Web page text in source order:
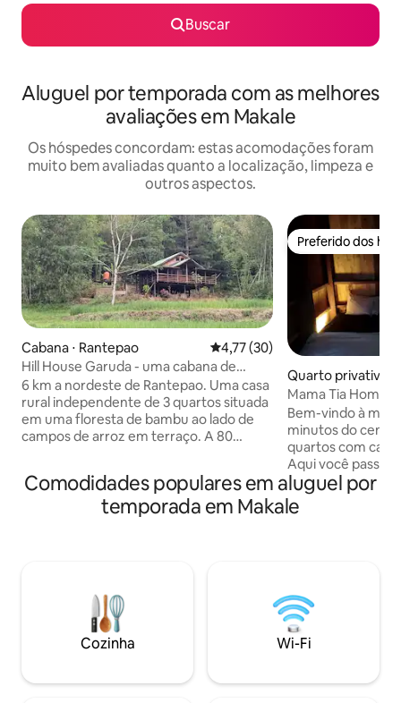
Buscar
Aluguel por temporada com as melhores
avaliações em Makale
Os hóspedes concordam: estas acomodações foram
muito bem avaliadas quanto a localização, limpeza e
outros aspectos.
Cabana ⋅ Rantepao 4,77 de uma avaliação média
4,77 (30)
Hill House Garuda - uma cabana de
madeira na floresta.
6 km a nordeste de Rantepao. Uma casa
rural independente de 3 quartos situada
em uma floresta de bambu ao lado de
campos de arroz em terraço. A 80
guias turísticos qualificados.
Experimente a vida na aldeia. Use esta
casa como base para caminhadas e
australiano para seu uso pessoal em
meio período e como um presente para
a aldeia local.
Preferido dos
Preferido dos
Quarto privativo ⋅
n Toraja Utara
Mama Tia
deslumbrante
Bem-vindo à
minutos do centro de
quartos com
Aqui você passa
morador local
verde, comigo
família. Os quartos são de madeira com
culturais:
caminhadas,
diferentes locais
motocicletas ou
Comodidades populares em aluguel por
temporada em Makale
Cozinha Wi-Fi